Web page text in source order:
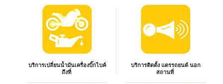
บริการเปลี่ยนน้ำมันเครื่องบิ๊กไบค์
ถึงที่
บริการติดตั้ง แตรรถยนต์ นอก
สถานที่